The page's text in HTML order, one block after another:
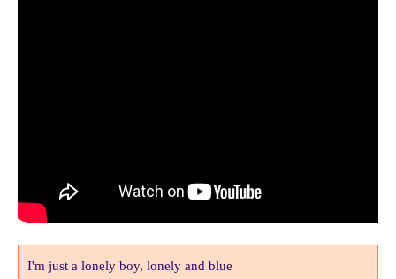
I'm just a lonely boy, lonely and blue